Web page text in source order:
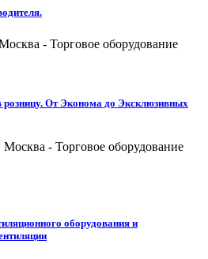
- Торговое оборудование
От Эконома до Эксклюзивных
Москва - Торговое оборудование
оборудования и